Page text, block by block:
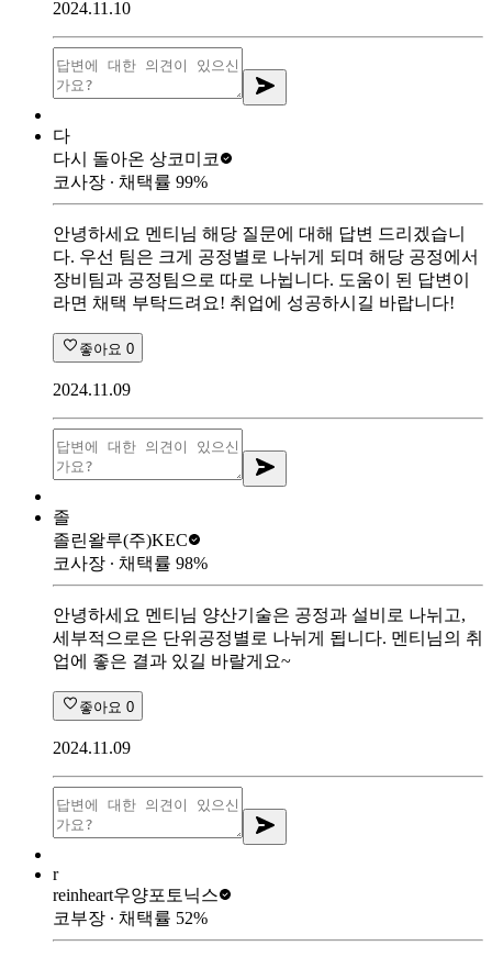
2024.11.10
다
다시 돌아온 상코미코
코사장 ∙ 채택률 99%
안녕하세요 멘티님 해당 질문에 대해 답변 드리겠습니
다. 우선 팀은 크게 공정별로 나뉘게 되며 해당 공정에서
장비팀과 공정팀으로 따로 나뉩니다. 도움이 된 답변이
라면 채택 부탁드려요! 취업에 성공하시길 바랍니다!
좋아요 0
2024.11.09
졸
졸린왈루(주)KEC
코사장 ∙ 채택률 98%
안녕하세요 멘티님 양산기술은 공정과 설비로 나뉘고,
세부적으로은 단위공정별로 나뉘게 됩니다. 멘티님의 취
업에 좋은 결과 있길 바랄게요~
좋아요 0
2024.11.09
r
reinheart우양포토닉스
코부장 ∙ 채택률 52%